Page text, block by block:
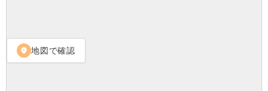
location_on 地図で確認